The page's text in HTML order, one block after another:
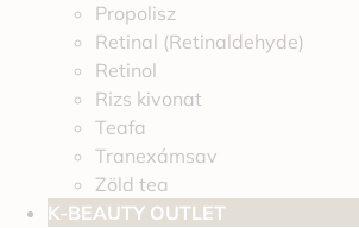
Propolisz
Retinal (Retinaldehyde)
Retinol
Rizs kivonat
Teafa
Tranexámsav
Zöld tea
K-BEAUTY OUTLET